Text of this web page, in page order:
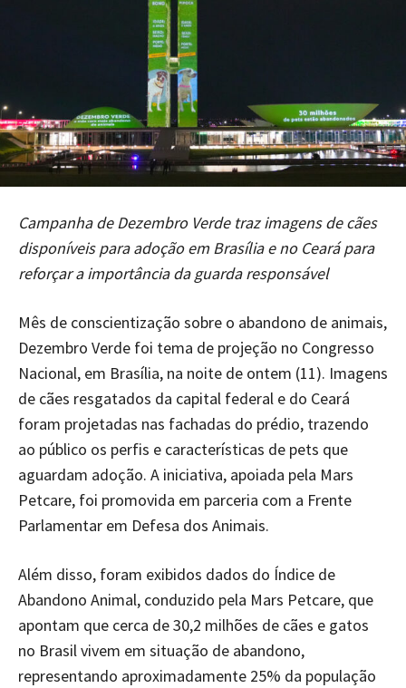
Campanha de Dezembro Verde traz imagens de cães
disponíveis para adoção em Brasília e no Ceará para
reforçar a importância da guarda responsável
Mês de conscientização sobre o abandono de animais,
Dezembro Verde foi tema de projeção no Congresso
Nacional, em Brasília, na noite de ontem (11). Imagens
de cães resgatados da capital federal e do Ceará
foram projetadas nas fachadas do prédio, trazendo
ao público os perfis e características de pets que
aguardam adoção. A iniciativa, apoiada pela Mars
Petcare, foi promovida em parceria com a Frente
Parlamentar em Defesa dos Animais.
Além disso, foram exibidos dados do Índice de
Abandono Animal, conduzido pela Mars Petcare, que
apontam que cerca de 30,2 milhões de cães e gatos
no Brasil vivem em situação de abandono,
representando aproximadamente 25% da população